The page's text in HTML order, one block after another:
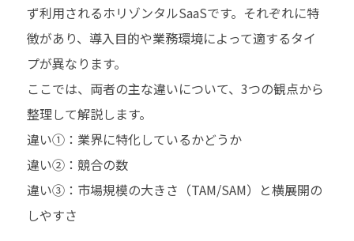
ず利用されるホリゾンタルSaaSです。それぞれに特
徴があり、導入目的や業務環境によって適するタイ
プが異なります。
ここでは、両者の主な違いについて、3つの観点から
整理して解説します。
違い①：業界に特化しているかどうか
違い②：競合の数
違い③：市場規模の大きさ（TAM/SAM）と横展開の
しやすさ